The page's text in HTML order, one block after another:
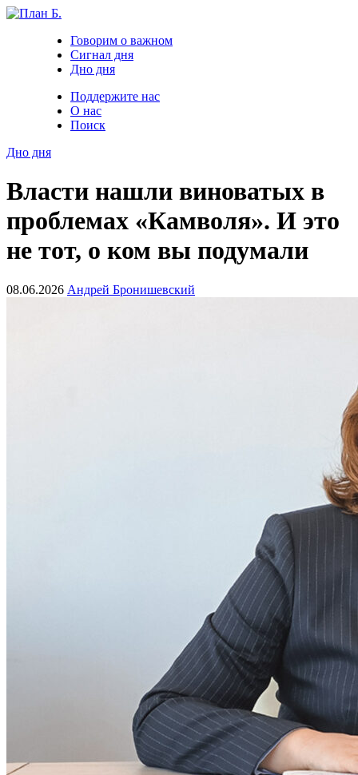
Говорим о важном
Сигнал дня
Дно дня
Поддержите нас
О нас
Поиск
Дно дня
Власти нашли виноватых в
проблемах «Камволя». И это
не тот, о ком вы подумали
08.06.2026 Андрей Бронишевский